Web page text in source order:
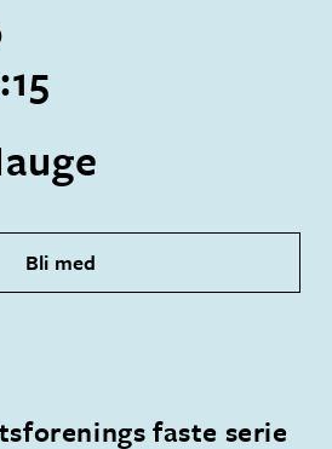
Bli med
faste serie